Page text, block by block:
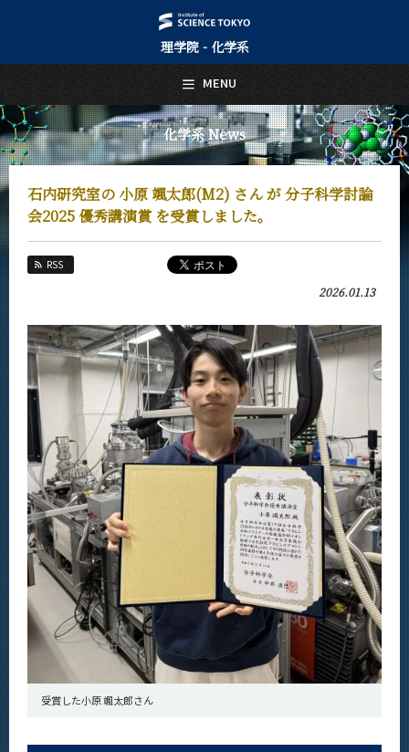
理学院 - 化学系
化学系 News
石内研究室の 小原 颯太郎(M2) さん が 分子科学討論
会2025 優秀講演賞 を受賞しました。
RSS
2026.01.13
受賞した小原 颯太郎さん
MENU
日本語 English
トップページ
Top Page
化学系について
About Us
教育
Education
教員・研究室
Faculty and Laboratories
入学案内
Admissions
化学系 News
News 一覧
カテゴリ別
課程別
月別
イベントカレンダー
Event Calendar